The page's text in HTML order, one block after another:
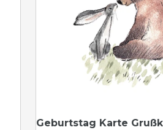
Geburtstag Karte